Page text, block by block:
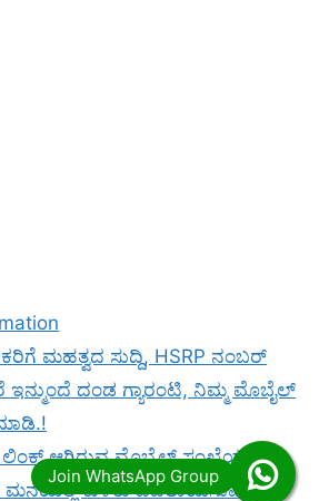
ಮಹತ್ವದ ಸುದ್ದಿ, HSRP ನಂಬರ್
ಇನ್ಮುಂದೆ ದಂಡ ಗ್ಯಾರಂಟಿ, ನಿಮ್ಮ ಮೊಬೈಲ್
ಲಿಂಕ್ ಆಗಿರುವ ಮೊಬೈಲ್ ಸಂಖ್ಯೆಯನ್ನು
ಕುಳಿತು ಬದಲಾಯಿಸುವ